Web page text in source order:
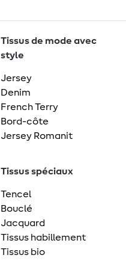
Tissus de mode avec
style
Jersey
Denim
French Terry
Bord-côte
Jersey Romanit
Tissus spéciaux
Tencel
Bouclé
Jacquard
Tissus habillement
Tissus bio